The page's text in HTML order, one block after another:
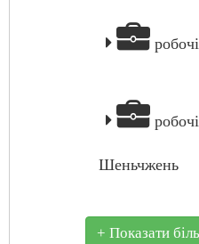
Шеньчжень
+ Показати